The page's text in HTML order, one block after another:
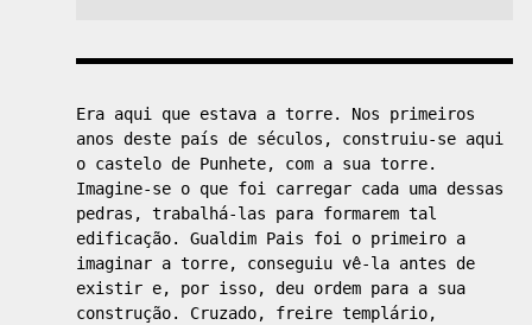
Era aqui que estava a torre. Nos primeiros
anos deste país de séculos, construiu-se aqui
o castelo de Punhete, com a sua torre.
Imagine-se o que foi carregar cada uma dessas
pedras, trabalhá-las para formarem tal
edificação. Gualdim Pais foi o primeiro a
imaginar a torre, conseguiu vê-la antes de
existir e, por isso, deu ordem para a sua
construção. Cruzado, freire templário,